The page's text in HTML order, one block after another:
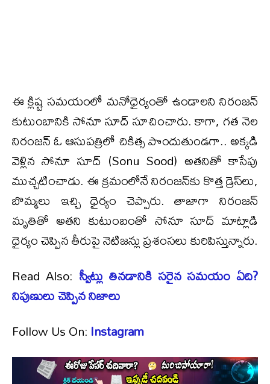
ఈ క్లిష్ట సమయంలో మనోధైర్యంతో ఉండాలని నిరంజన్
కుటుంబానికి సోనూ సూద్ సూచించారు. కాగా, గత నెల
నిరంజన్ ఓ ఆసుపత్రిలో చికిత్స పొందుతుండగా.. అక్కడి
వెళ్లిన సోనూ సూద్ (Sonu Sood) అతనితో కాసేపు
ముచ్చటించాడు. ఈ క్రమంలోనే నిరంజన్‌కు కొత్త డ్రెస్‌లు,
బొమ్మలు ఇచ్చి ధైర్యం చెప్పారు. తాజాగా నిరంజన్
మృతితో అతని కుటుంబంతో సోనూ సూద్ మాట్లాడి
ధైర్యం చెప్పిన తీరుపై నెటిజన్లు ప్రశంసలు కురిపిస్తున్నారు.
Read Also:స్వీట్లు తినడానికి సరైన సమయం ఏది?
నిపుణులు చెప్పిన నిజాలు
Follow Us On:Instagram